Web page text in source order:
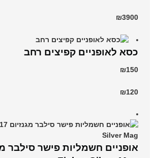
₪3900
כסא לאופניים קפיצים רחב
₪150
₪120